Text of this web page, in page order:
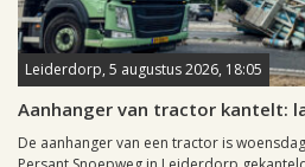
Leiderdorp, 5 augustus 2026, 18:05
Aanhanger van tractor kantelt:
De aanhanger van een tractor is